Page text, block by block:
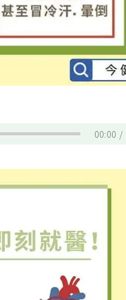
00:00